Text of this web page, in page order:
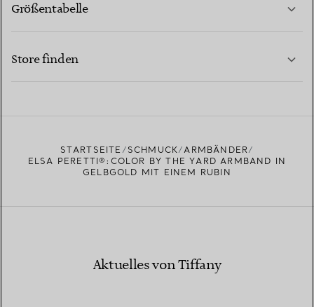
Größentabelle
Store finden
STARTSEITE SCHMUCK
ARMBÄNDER
ELSA PERETTI®:COLOR BY THE YARD ARMBAND IN
GELBGOLD MIT EINEM RUBIN
Aktuelles von Tiffany